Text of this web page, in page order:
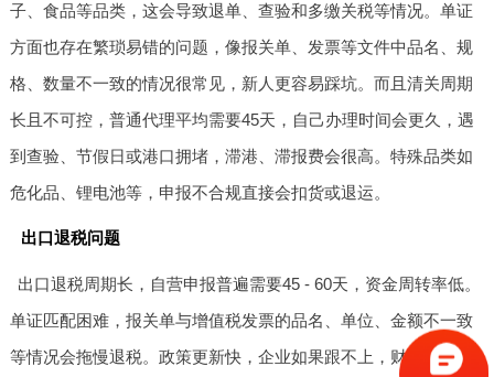
子、食品等品类，这会导致退单、查验和多缴关税等情况。单证
方面也存在繁琐易错的问题，像报关单、发票等文件中品名、规
格、数量不一致的情况很常见，新人更容易踩坑。而且清关周期
长且不可控，普通代理平均需要45天，自己办理时间会更久，遇
到查验、节假日或港口拥堵，滞港、滞报费会很高。特殊品类如
危化品、锂电池等，申报不合规直接会扣货或退运。
出口退税问题
出口退税周期长，自营申报普遍需要45 - 60天，资金周转率低。
单证匹配困难，报关单与增值税发票的品名、单位、金额不一致
等情况会拖慢退税。政策更新快，企业如果跟不上，财务不专业